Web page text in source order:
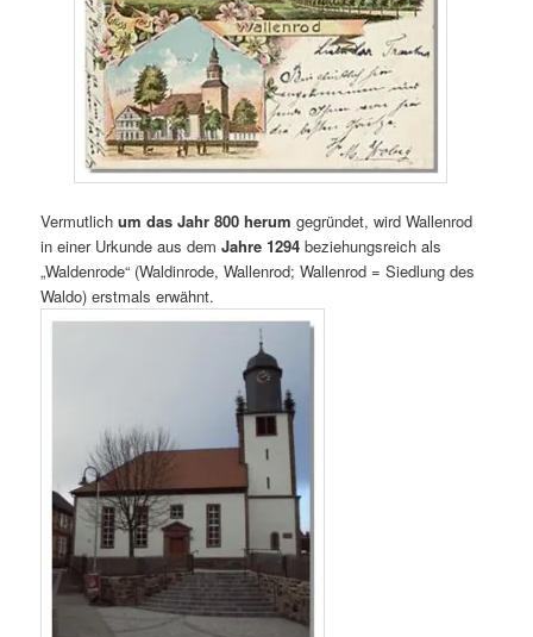
Vermutlichum das Jahr 800 herum gegründet, wird Wallenrod
in einer Urkunde aus demJahre 1294 beziehungsreich als
„Waldenrode“ (Waldinrode, Wallenrod; Wallenrod = Siedlung des
Waldo) erstmals erwähnt.